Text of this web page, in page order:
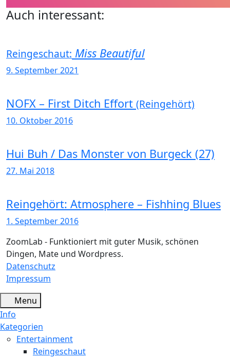
Auch interessant:
Reingeschaut: Miss Beautiful
9. September 2021
NOFX – First Ditch Effort (Reingehört)
10. Oktober 2016
Hui Buh / Das Monster von Burgeck (27)
27. Mai 2018
Reingehört: Atmosphere – Fishhing Blues
1. September 2016
ZoomLab - Funktioniert mit guter Musik, schönen
Dingen, Mate und Wordpress.
Datenschutz
Impressum
Menu
Info
Kategorien
Entertainment
Reingeschaut